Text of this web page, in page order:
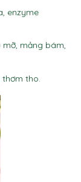
enzyme
mỡ, mảng bám,
thơm tho.